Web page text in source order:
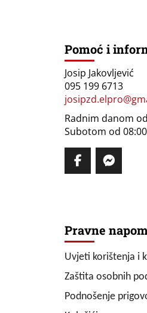
Pomoć i
Josip Jakovljević
095 199 6713
Radnim danom
Subotom od
Pravne
Uvjeti korištenja i
Zaštita osobnih
Podnošenje